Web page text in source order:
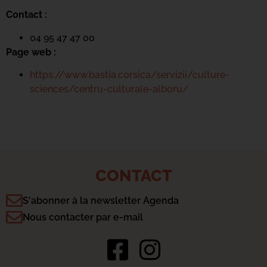
Contact :
04 95 47 47 00
Page web :
https://www.bastia.corsica/servizii/culture-
sciences/centru-culturale-alboru/
CONTACT
S'abonner à la newsletter Agenda
Nous contacter par e-mail